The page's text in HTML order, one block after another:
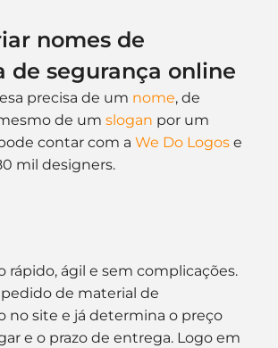
nomes de
de segurança online
precisa de um nome, de
de um slogan por um
contar com a We Do Logos e
mil designers.
rápido, ágil e sem complicações.
pedido de material de
no site e já determina o preço
e o prazo de entrega. Logo em